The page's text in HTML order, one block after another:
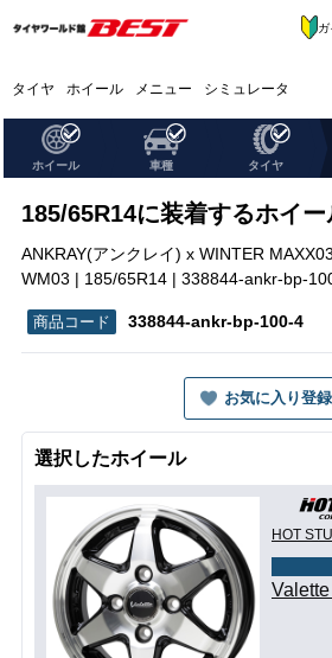
タイヤ ホイール メニュー シミュレータ
ガ
ホイール 車種 タイヤ
185/65R14に装着するホイ
ANKRAY(アンクレイ) x WINTER
WM03 | 185/65R14 | 338844-ankr-bp-
338844-ankr-bp-100-4
お気に入り登
選択したホイール
HOT